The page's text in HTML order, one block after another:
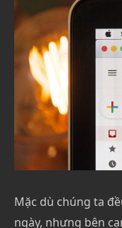
Mặc dù chúng ta
ngày, nhưng bên